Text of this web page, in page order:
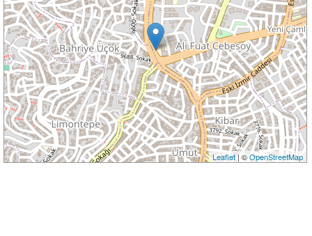
Leaflet| ©OpenStreetMap